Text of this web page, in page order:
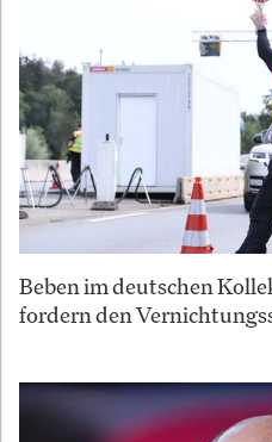
Beben im deutschen
fordern den